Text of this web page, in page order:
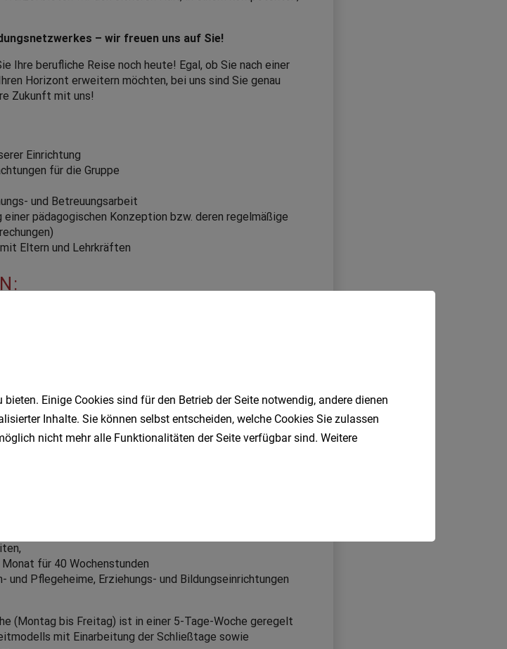
Einige Cookies sind für den Betrieb der Seite notwendig, andere dienen
Inhalte. Sie können selbst entscheiden, welche Cookies Sie zulassen
nicht mehr alle Funktionalitäten der Seite verfügbar sind. Weitere